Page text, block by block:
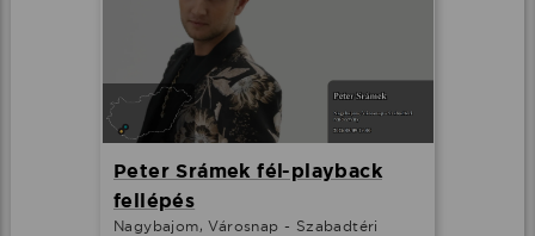
Peter Srámek fél-playback
fellépés
Nagybajom, Városnap - Szabadtéri